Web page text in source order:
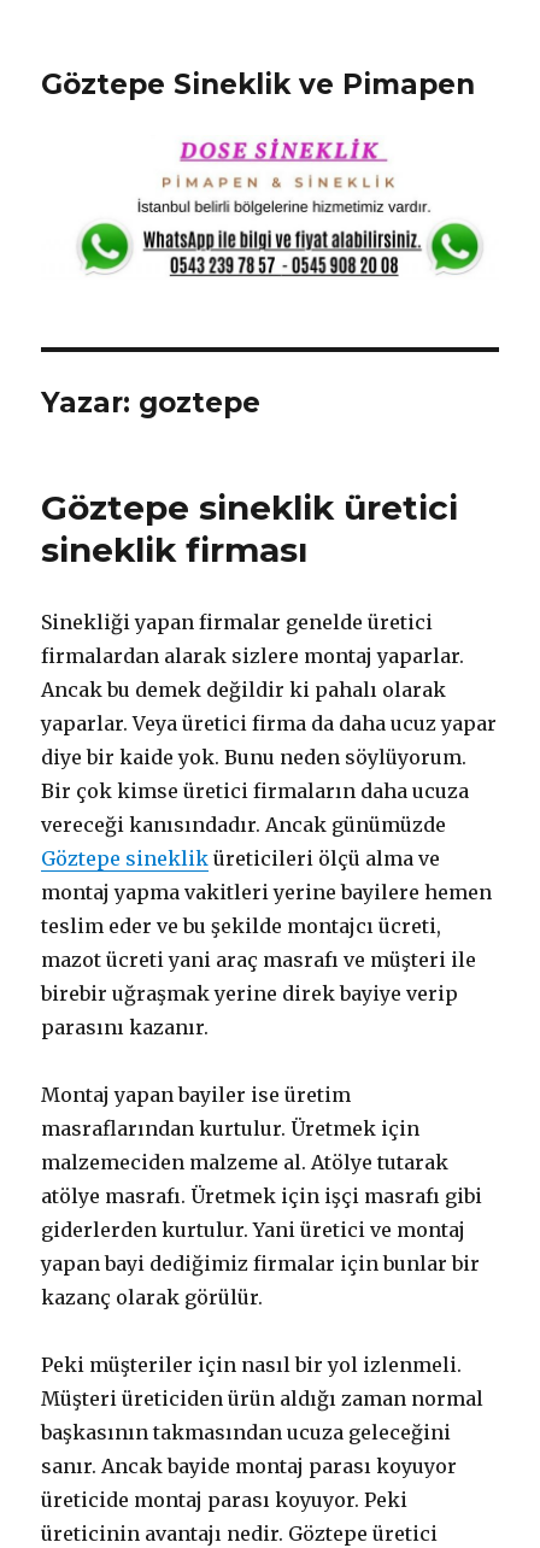
Göztepe Sineklik ve Pimapen
Yazar: goztepe
Göztepe sineklik üretici
sineklik firması
Sinekliği yapan firmalar genelde üretici
firmalardan alarak sizlere montaj yaparlar.
Ancak bu demek değildir ki pahalı olarak
yaparlar. Veya üretici firma da daha ucuz yapar
diye bir kaide yok. Bunu neden söylüyorum.
Bir çok kimse üretici firmaların daha ucuza
vereceği kanısındadır. Ancak günümüzde
Göztepe sineklik üreticileri ölçü alma ve
montaj yapma vakitleri yerine bayilere hemen
teslim eder ve bu şekilde montajcı ücreti,
mazot ücreti yani araç masrafı ve müşteri ile
birebir uğraşmak yerine direk bayiye verip
parasını kazanır.
Montaj yapan bayiler ise üretim
masraflarından kurtulur. Üretmek için
malzemeciden malzeme al. Atölye tutarak
atölye masrafı. Üretmek için işçi masrafı gibi
giderlerden kurtulur. Yani üretici ve montaj
yapan bayi dediğimiz firmalar için bunlar bir
kazanç olarak görülür.
Peki müşteriler için nasıl bir yol izlenmeli.
Müşteri üreticiden ürün aldığı zaman normal
başkasının takmasından ucuza geleceğini
sanır. Ancak bayide montaj parası koyuyor
üreticide montaj parası koyuyor. Peki
üreticinin avantajı nedir. Göztepe üretici